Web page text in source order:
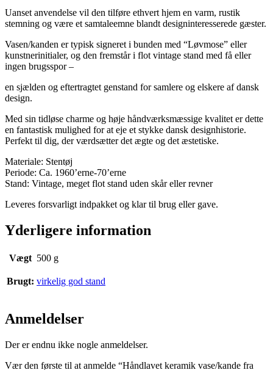
Uanset anvendelse vil den tilføre ethvert hjem en varm, rustik
stemning og være et samtaleemne blandt designinteresserede gæster.
Vasen/kanden er typisk signeret i bunden med “Løvmose” eller
kunstnerinitialer, og den fremstår i flot vintage stand med få eller
ingen brugsspor –
en sjælden og eftertragtet genstand for samlere og elskere af dansk
design.
Med sin tidløse charme og høje håndværksmæssige kvalitet er dette
en fantastisk mulighed for at eje et stykke dansk designhistorie.
Perfekt til dig, der værdsætter det ægte og det æstetiske.
Materiale: Stentøj
Periode: Ca. 1960’erne-70’erne
Stand: Vintage, meget flot stand uden skår eller revner
Leveres forsvarligt indpakket og klar til brug eller gave.
Yderligere information
Vægt 500 g
Brugt: virkelig god stand
Anmeldelser
Der er endnu ikke nogle anmeldelser.
Vær den første til at anmelde “Håndlavet keramik vase/kande fra